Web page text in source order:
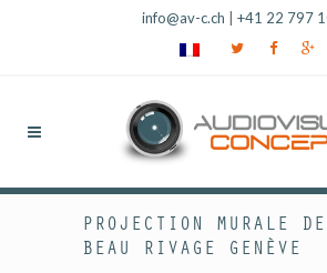
info@av-c.ch +41 22 797
PROJECTION MURALE
BEAU RIVAGE GENÈVE